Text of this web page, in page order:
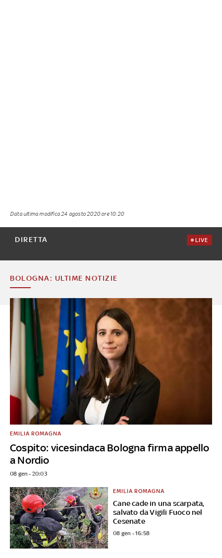
Data ultima modifica 24 agosto 2020 ore 10:20
DIRETTA LIVE
BOLOGNA: ULTIME NOTIZIE
Cospito: vicesindaca Bologna firma appello
a Nordio
EMILIA ROMAGNA
08 gen - 20:03
Cane cade in una scarpata,
salvato da Vigili Fuoco nel
Cesenate
EMILIA ROMAGNA
08 gen - 16:58